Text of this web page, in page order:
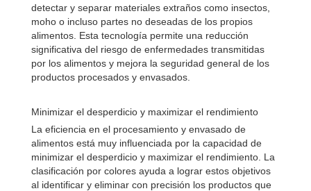
detectar y separar materiales extraños como insectos,
moho o incluso partes no deseadas de los propios
alimentos. Esta tecnología permite una reducción
significativa del riesgo de enfermedades transmitidas
por los alimentos y mejora la seguridad general de los
productos procesados ​​y envasados.
Minimizar el desperdicio y maximizar el rendimiento
La eficiencia en el procesamiento y envasado de
alimentos está muy influenciada por la capacidad de
minimizar el desperdicio y maximizar el rendimiento. La
clasificación por colores ayuda a lograr estos objetivos
al identificar y eliminar con precisión los productos que